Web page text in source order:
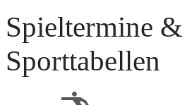
Spieltermine &
Sporttabellen